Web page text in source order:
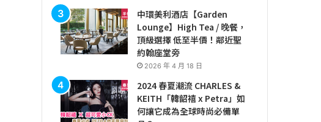
中環美利酒店【Garden
Lounge】High Tea / 晚餐，
頂級選擇 低至半價！鄰近聖
約翰座堂旁
2026 年 4 月 18 日
2024 春夏潮流 CHARLES &
KEITH「韓韶禧 x Petra」如
何讓它成為全球時尚必備單